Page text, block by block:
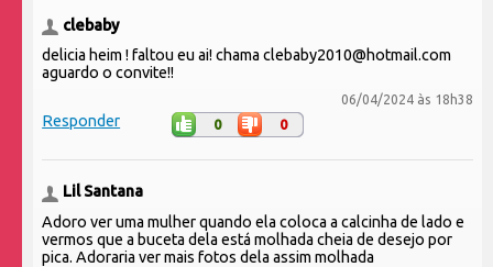
clebaby
delicia heim ! faltou eu ai! chama clebaby2010@hotmail.com
aguardo o convite!!
06/04/2024 às 18h38
Responder 0 0
Lil Santana
Adoro ver uma mulher quando ela coloca a calcinha de lado e
vermos que a buceta dela está molhada cheia de desejo por
pica. Adoraria ver mais fotos dela assim molhada